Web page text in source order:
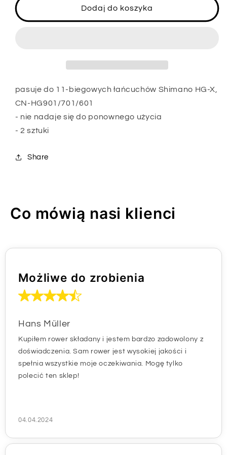
łańcucha
Zamknięcie
łańcucha
11-
Dodaj do koszyka
pasuje do 11-biegowych łańcuchów Shimano HG-X,
CN-HG901/701/601
- nie nadaje się do ponownego użycia
- 2 sztuki
Share
Co mówią nasi klienci
Możliwe do zrobienia
Hans Müller
Kupiłem rower składany i jestem bardzo zadowolony z
doświadczenia. Sam rower jest wysokiej jakości i
spełnia wszystkie moje oczekiwania. Mogę tylko
polecić ten sklep!
04.04.2024